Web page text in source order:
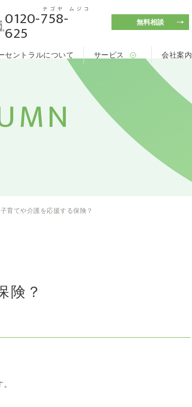
ナゴヤ ムジコ
0120-758-
625 無料相談
セントラルについて サービス 会社案内
子育てや介護を応援する保険？
険？